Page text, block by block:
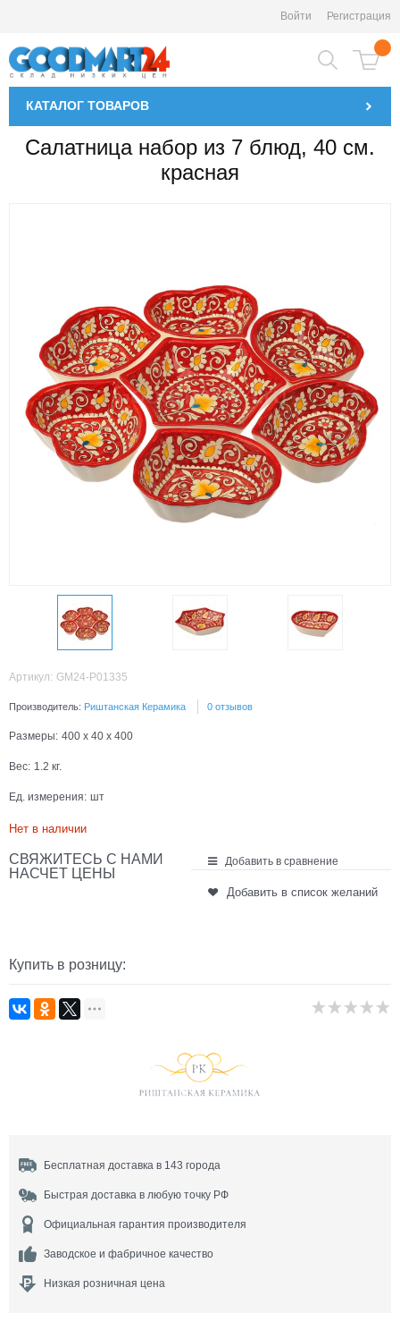
Войти Регистрация
КАТАЛОГ ТОВАРОВ
Салатница набор из 7 блюд, 40 см.
красная
Артикул: GM24-P01335
Производитель: Риштанская Керамика 0 отзывов
Размеры: 400 x 40 x 400
Вес: 1.2 кг.
Ед. измерения: шт
Нет в наличии
СВЯЖИТЕСЬ С НАМИ
НАСЧЕТ ЦЕНЫ
Добавить в сравнение
Добавить в список желаний
Купить в розницу:
Бесплатная доставка в 143 города
Быстрая доставка в любую точку РФ
Официальная гарантия производителя
Заводское и фабричное качество
Низкая розничная цена